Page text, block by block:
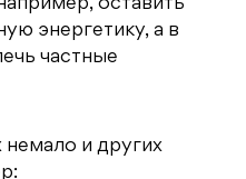
оставить
энергетику, а в
частные
и других